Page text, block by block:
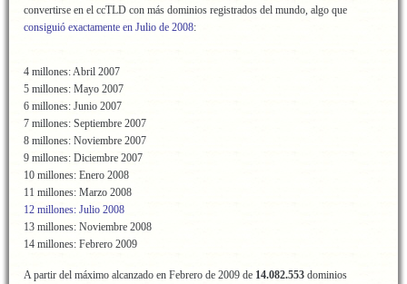
convertirse en el ccTLD con más dominios registrados del mundo, algo que
consiguió exactamente en Julio de 2008:
4 millones: Abril 2007
5 millones: Mayo 2007
6 millones: Junio 2007
7 millones: Septiembre 2007
8 millones: Noviembre 2007
9 millones: Diciembre 2007
10 millones: Enero 2008
11 millones: Marzo 2008
12 millones: Julio 2008
13 millones: Noviembre 2008
14 millones: Febrero 2009
A partir del máximo alcanzado en Febrero de 2009 de 14.082.553 dominios